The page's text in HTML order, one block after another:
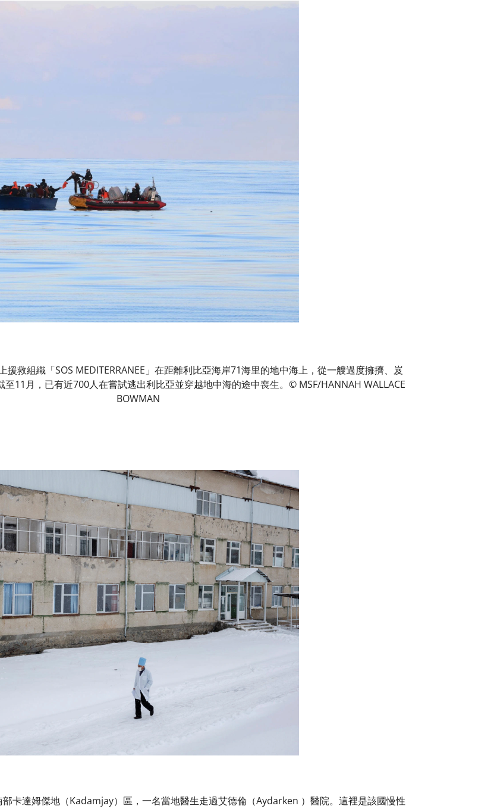
援救組織「SOS MEDITERRANEE」在距離利比亞海岸71海里的地中海上，從一艘過度擁擠、岌
11月，已有近700人在嘗試逃出利比亞並穿越地中海的途中喪生。© MSF/HANNAH WALLACE
BOWMAN
卡達姆傑地（Kadamjay）區，一名當地醫生走過艾德倫（Aydarken ）醫院。這裡是該國慢性